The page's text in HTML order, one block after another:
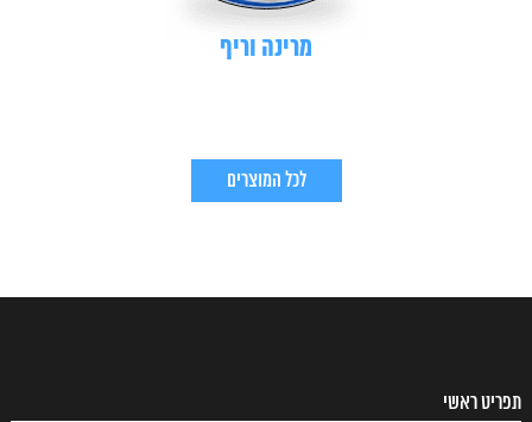
מרינה וריף
לכל המוצרים
תפריט ראשי